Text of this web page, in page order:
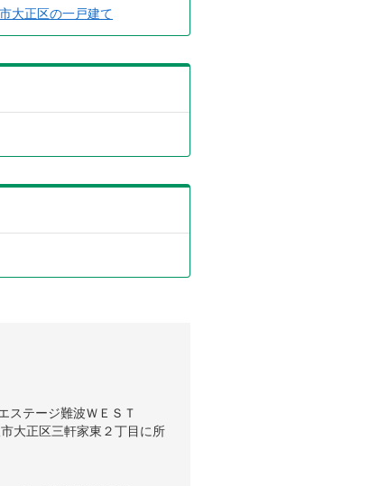
大正区の一戸建て
ステージ難波ＷＥＳＴ
大正区三軒家東２丁目に所